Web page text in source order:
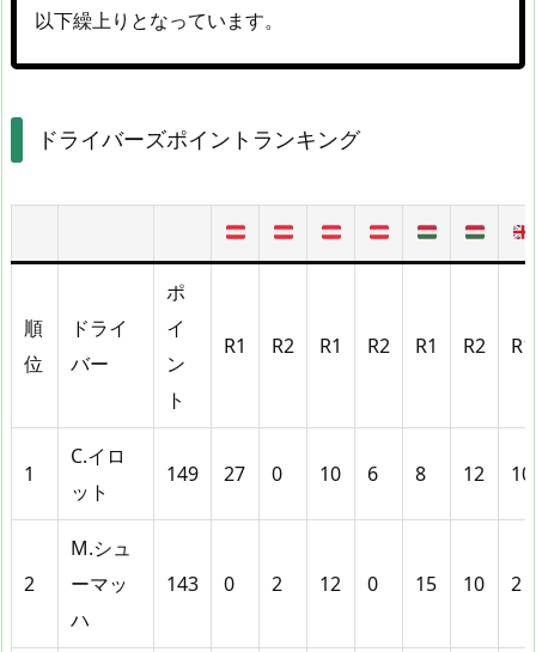
以下繰上りとなっています。
ドライバーズポイントランキング
順
位
ドライ
バー
ポ
イ
ン
ト
R1 R2 R1 R2 R1 R2 R1
1
C.イロ
ット
149 27 0 10 6 8 12 10
2
M.シュ
ーマッ
ハ
143 0 2 12 0 15 10 2